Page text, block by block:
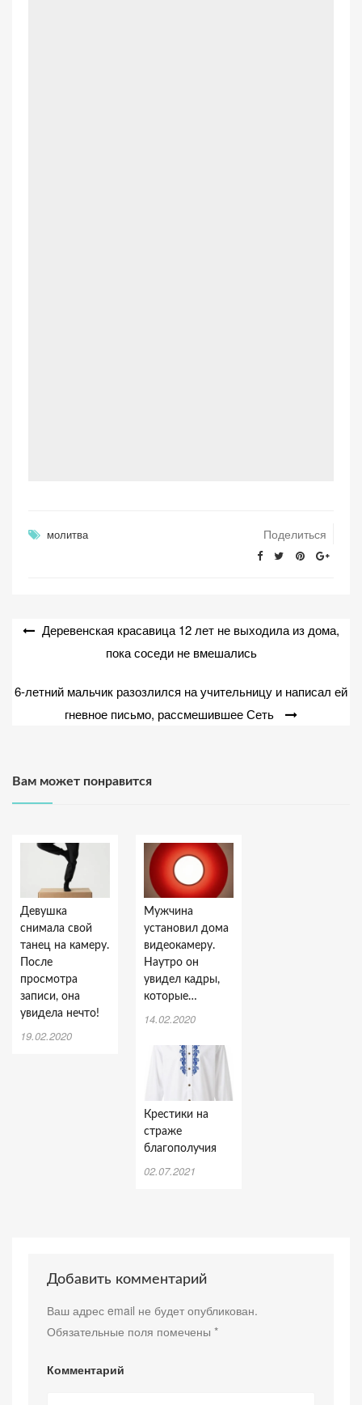
молитва Поделиться
Навигация
Деревенская красавица 12 лет не выходила из дома,
пока соседи не вмешались
6-летний мальчик разозлился на учительницу и написал ей
гневное письмо, рассмешившее Сеть
Вам может понравится
Девушка
снимала свой
танец на камеру.
После
просмотра
записи, она
увидела нечто!
19.02.2020
Мужчина
установил дома
видеокамеру.
Наутро он
увидел кадры,
которые…
14.02.2020
Крестики на
страже
благополучия
02.07.2021
Добавить комментарий
Ваш адрес email не будет опубликован.
Обязательные поля помечены *
Комментарий